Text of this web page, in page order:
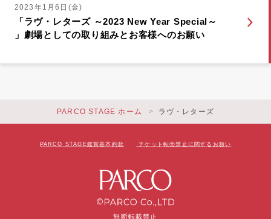
2023年1月6日(金)
「ラヴ・レターズ ～2023 New Year Special～
」劇場としての取り組みとお客様へのお願い
PARCO STAGE ホーム ラヴ・レターズ
PARCO STAGE鑑賞基本約款 チケット転売禁止に関するお願い
無断転載禁止